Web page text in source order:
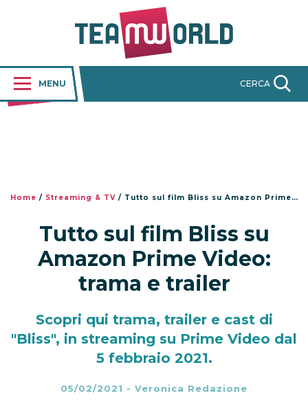
MENU CERCA
Home / Streaming & TV / Tutto sul film Bliss su Amazon Prime Video: trama e trailer
Tutto sul film Bliss su
Amazon Prime Video:
trama e trailer
Scopri qui trama, trailer e cast di
"Bliss", in streaming su Prime Video dal
5 febbraio 2021.
05/02/2021 - Veronica Redazione